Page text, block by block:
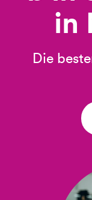
in
Die